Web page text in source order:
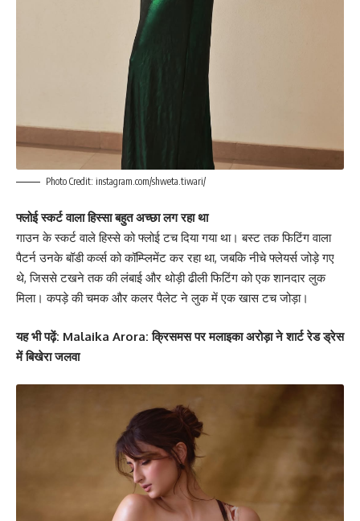
Photo Credit: instagram.com/shweta.tiwari/
फ्लोई स्कर्ट वाला हिस्सा बहुत अच्छा लग रहा था
गाउन के स्कर्ट वाले हिस्से को फ्लोई टच दिया गया था। बस्ट तक फिटिंग वाला
पैटर्न उनके बॉडी कर्व्स को कॉम्प्लिमेंट कर रहा था, जबकि नीचे फ्लेयर्स जोड़े गए
थे, जिससे टखने तक की लंबाई और थोड़ी ढीली फिटिंग को एक शानदार लुक
मिला। कपड़े की चमक और कलर पैलेट ने लुक में एक खास टच जोड़ा।
यह भी पढ़ें: Malaika Arora: क्रिसमस पर मलाइका अरोड़ा ने शार्ट रेड ड्रेस
में बिखेरा जलवा